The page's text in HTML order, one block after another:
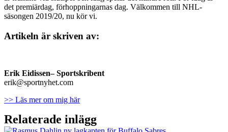
det premiärdag, förhoppningarnas dag. Välkommen till NHL-
säsongen 2019/20, nu kör vi.
Artikeln är skriven av:
Erik Eidissen– Sportskribent
erik@sportnyhet.com
>> Läs mer om mig här
Relaterade inlägg